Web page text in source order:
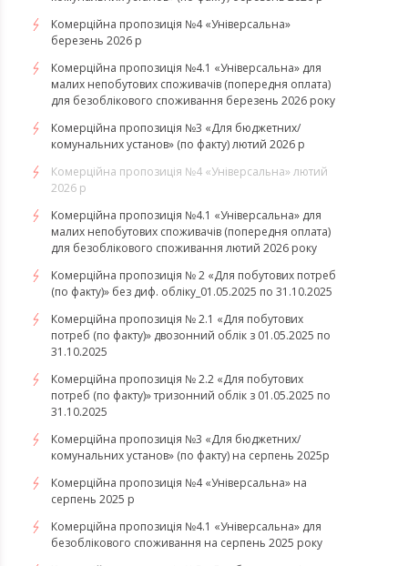
Комерційна пропозиція №4 «Універсальна»
березень 2026 р
Комерційна пропозиція №4.1 «Універсальна» для
малих непобутових споживачів (попередня оплата)
для безоблікового споживання березень 2026 року
Комерційна пропозиція №3 «Для бюджетних/
комунальних установ» (по факту) лютий 2026 р
Комерційна пропозиція №4 «Універсальна» лютий
2026 р
Комерційна пропозиція №4.1 «Універсальна» для
малих непобутових споживачів (попередня оплата)
для безоблікового споживання лютий 2026 року
Комерційна пропозиція № 2 «Для побутових потреб
(по факту)» без диф. обліку_01.05.2025 по 31.10.2025
Комерційна пропозиція № 2.1 «Для побутових
потреб (по факту)» двозонний облік з 01.05.2025 по
31.10.2025
Комерційна пропозиція № 2.2 «Для побутових
потреб (по факту)» тризонний облік з 01.05.2025 по
31.10.2025
Комерційна пропозиція №3 «Для бюджетних/
комунальних установ» (по факту) на серпень 2025р
Комерційна пропозиція №4 «Універсальна» на
серпень 2025 р
Комерційна пропозиція №4.1 «Універсальна» для
безоблікового споживання на серпень 2025 року